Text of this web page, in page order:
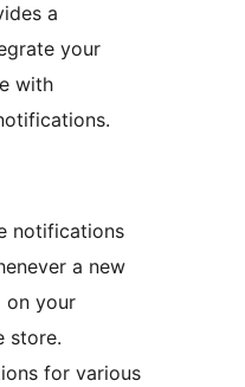
a
your
with
notifications
a new
on your
store.
for various